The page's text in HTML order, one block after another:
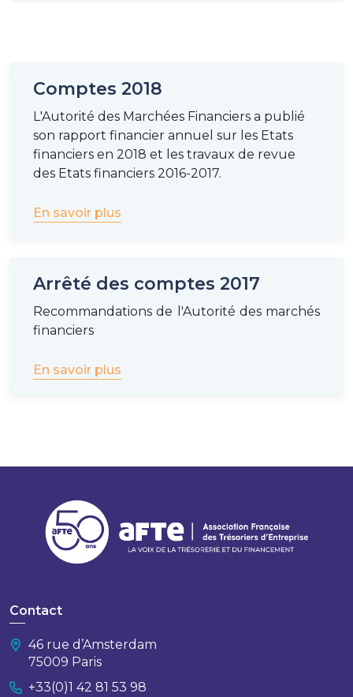
Comptes 2018
L'Autorité des Marchées Financiers a publié
son rapport financier annuel sur les Etats
financiers en 2018 et les travaux de revue
des Etats financiers 2016-2017.
En savoir plus
Arrêté des comptes 2017
Recommandations de l'Autorité des marchés
financiers
En savoir plus
Contact
46 rue d’Amsterdam
75009 Paris
+33(0)1 42 81 53 98